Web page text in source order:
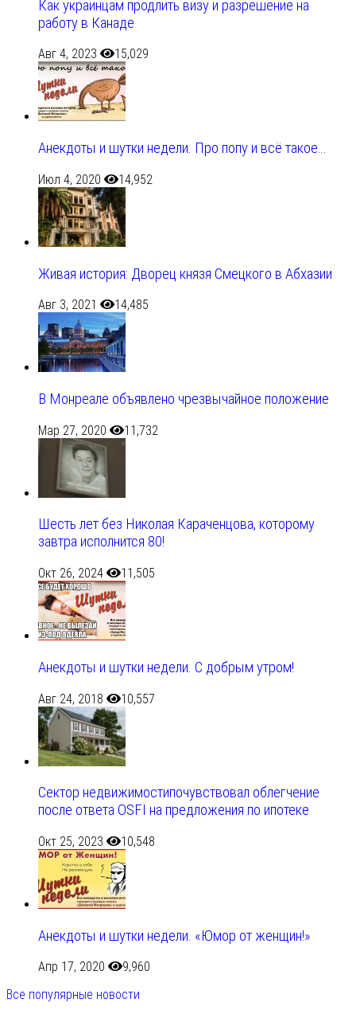
Как украинцам продлить визу и разрешение на
работу в Канаде
Авг 4, 2023 15,029
Анекдоты и шутки недели. Про попу и всё такое…
Июл 4, 2020 14,952
Живая история: Дворец князя Смецкого в Абхазии
Авг 3, 2021 14,485
В Монреале объявлено чрезвычайное положение
Мар 27, 2020 11,732
Шесть лет без Николая Караченцова, которому
завтра исполнится 80!
Окт 26, 2024 11,505
Анекдоты и шутки недели. С добрым утром!
Авг 24, 2018 10,557
Сектор недвижимостипочувствовал облегчение
после ответа OSFI на предложения по ипотеке
Окт 25, 2023 10,548
Анекдоты и шутки недели. «Юмор от женщин!»
Апр 17, 2020
9,960
Все популярные новости